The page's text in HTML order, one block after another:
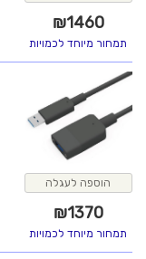
₪1460
תמחור מיוחד לכמויות
הוספה לעגלה
₪1370
תמחור מיוחד לכמויות